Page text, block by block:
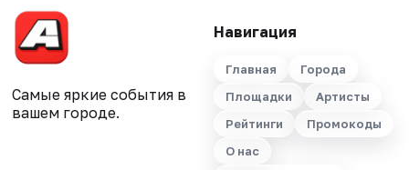
Самые яркие события в
вашем городе.
Навигация
Главная
Города
Площадки
Артисты
Рейтинги
Промокоды
О нас